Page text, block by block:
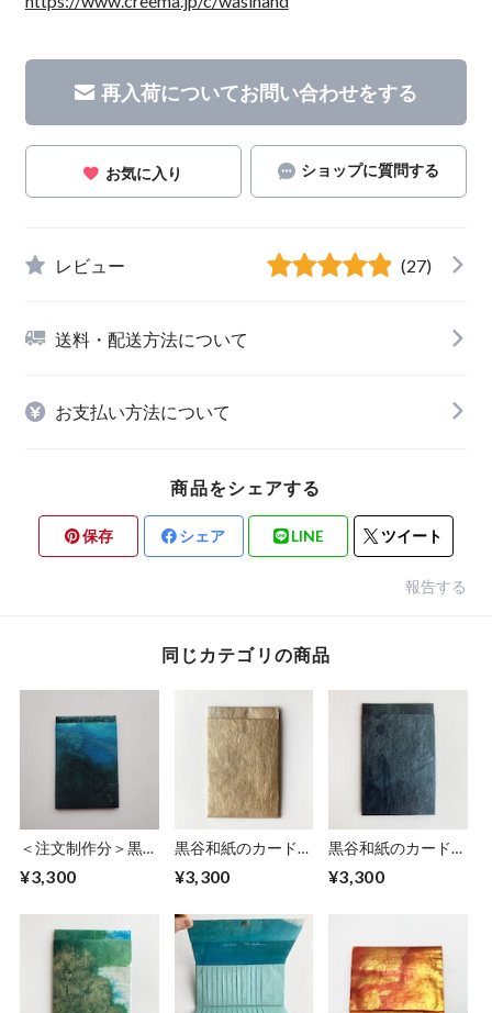
再入荷についてお問い合わせをする
お気に入り ショップに質問する
レビュー (27)
送料・配送方法について
お支払い方法について
商品をシェアする
保存 シェア LINE ツイート
報告する
同じカテゴリの商品
＜注文制作分＞黒谷
ー【海色】No.３
¥3,300
黒谷和紙のカードホ
¥3,300
黒谷和紙のカードホ
¥3,300